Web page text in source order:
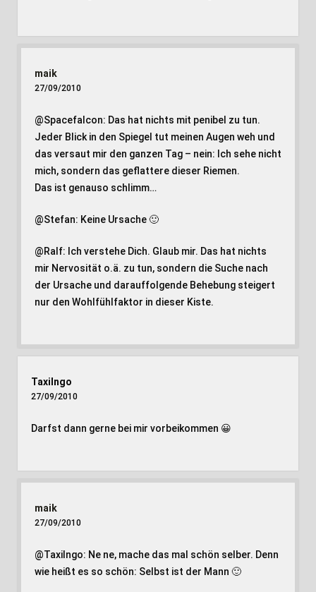
maik
27/09/2010
@Spacefalcon: Das hat nichts mit penibel zu tun.
Jeder Blick in den Spiegel tut meinen Augen weh und
das versaut mir den ganzen Tag – nein: Ich sehe nicht
mich, sondern das geflattere dieser Riemen.
Das ist genauso schlimm…
@Stefan: Keine Ursache 🙂
@Ralf: Ich verstehe Dich. Glaub mir. Das hat nichts
mir Nervosität o.ä. zu tun, sondern die Suche nach
der Ursache und darauffolgende Behebung steigert
nur den Wohlfühlfaktor in dieser Kiste.
TaxiIngo
27/09/2010
Darfst dann gerne bei mir vorbeikommen 😀
maik
27/09/2010
@TaxiIngo: Ne ne, mache das mal schön selber. Denn
wie heißt es so schön: Selbst ist der Mann 🙂